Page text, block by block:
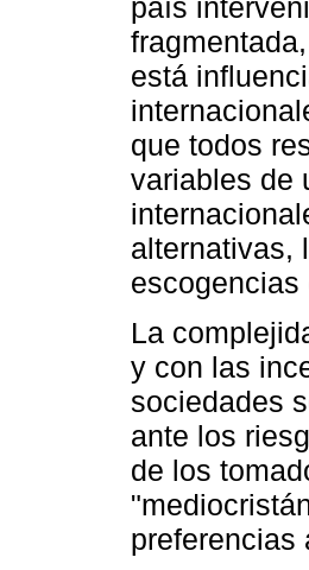
país
está
que todos
variables de
alternativas,
La
y con las
sociedades
ante los
de los
preferencias